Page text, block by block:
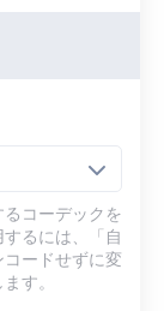
コーデックを
るには、「自
ードせずに変
す。